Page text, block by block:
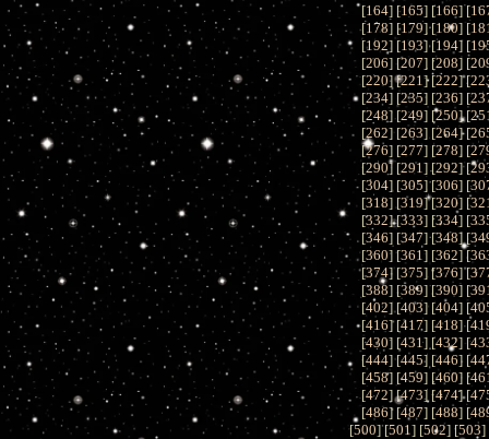
[164] [165] [166] [
[178] [179] [180] [
[192] [193] [194] [
[206] [207] [208] [
[220] [221] [222] [
[234] [235] [236] [
[248] [249] [250] [
[262] [263] [264] [
[276] [277] [278] [
[290] [291] [292] [
[304] [305] [306] [
[318] [319] [320] [
[332] [333] [334] [
[346] [347] [348] [
[360] [361] [362] [
[374] [375] [376] [
[388] [389] [390] [
[402] [403] [404] [
[416] [417] [418] [
[430] [431] [432] [
[444] [445] [446] [
[458] [459] [460] [
[472] [473] [474] [
[486] [487] [488] [
[500] [501] [502] [503]